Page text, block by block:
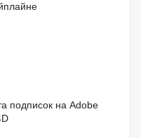
подписок на Adobe